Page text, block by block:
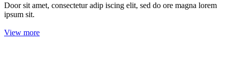
Door sit amet, consectetur adip iscing elit, sed do ore magna lorem
ipsum sit.
View more